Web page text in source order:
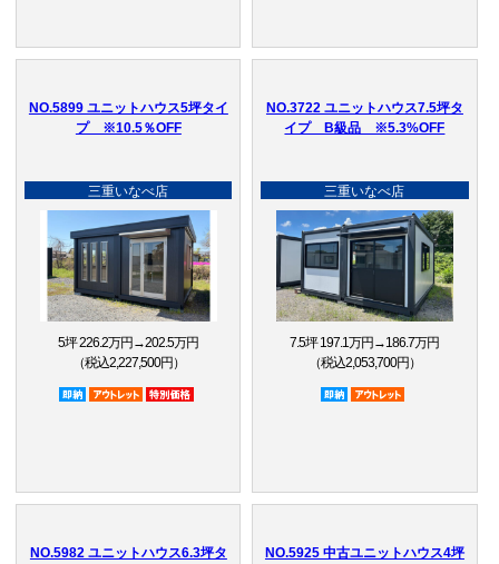
NO.5899 ユニットハウス5坪タイ
プ ※10.5％OFF
三重いなべ店
5坪 226.2万円→202.5万円
（税込2,227,500円）
即納品
アウトレット品
NO.3722 ユニットハウス7.5坪タ
イプ B級品 ※5.3%OFF
三重いなべ店
7.5坪 197.1万円→186.7万円
（税込2,053,700円）
即納品
NO.5982 ユニットハウス6.3坪タ
NO.5925 中古ユニットハウス4坪